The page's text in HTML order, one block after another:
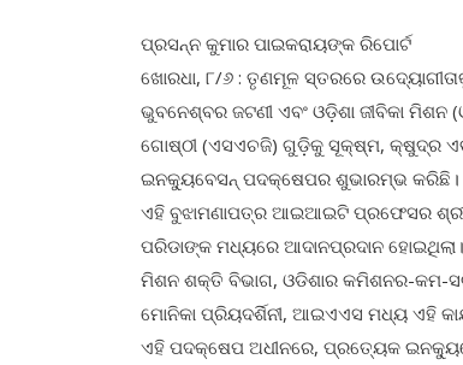
ପ୍ରସନ୍ନ କୁମାର ପାଇକରାୟଙ୍କ ରିପୋର୍ଟ
ଖୋରଧା, ୮/୬ : ତୃଣମୂଳ ସ୍ତରରେ
ଭୁବନେଶ୍ବର ଜଟଣୀ ଏବଂ ଓଡ଼ିଶା ଜୀବିକା
ଗୋଷ୍ଠୀ (ଏସଏଚଜି) ଗୁଡ଼ିକୁ ସୂକ୍ଷ୍ମ, କ୍ଷୁଦ୍ର
ଇନକ୍ୟୁବେସନ୍ ପଦକ୍ଷେପର ଶୁଭାରମ୍ଭ କରିଛି।
ଏହି ବୁଝାମଣାପତ୍ର ଆଇଆଇଟି ପ୍ରଫେସର
ପରିଡାଙ୍କ ମଧ୍ୟରେ ଆଦାନପ୍ରଦାନ ହୋଇଥିଲା।
ମିଶନ ଶକ୍ତି ବିଭାଗ, ଓଡିଶାର କମିଶନର-କମ-
ମୋନିକା ପ୍ରିୟଦର୍ଶିନୀ, ଆଇଏଏସ ମଧ୍ୟ ଏହି
ଏହି ପଦକ୍ଷେପ ଅଧୀନରେ, ପ୍ରତ୍ୟେକ